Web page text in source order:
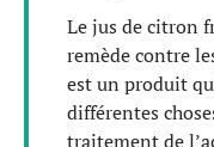
Le jus de citron
remède contre
est un produit
différentes
traitement de